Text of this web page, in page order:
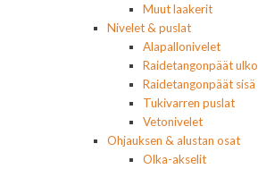
Muut laakerit
Nivelet & puslat
Alapallonivelet
Raidetangonpäät ulko
Raidetangonpäät sisä
Tukivarren puslat
Vetonivelet
Ohjauksen & alustan osat
Olka-akselit